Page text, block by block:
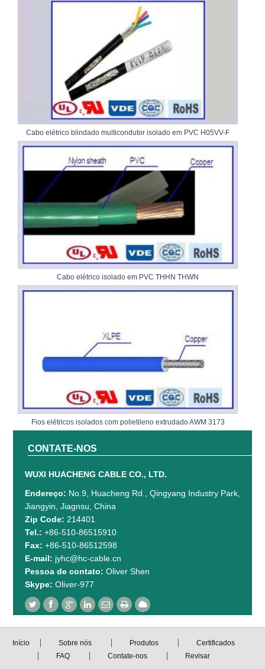
Cabo elétrico blindado multicondutor isolado em PVC H05VV-F
Cabo elétrico isolado em PVC THHN THWN
Fios elétricos isolados com polietileno extrudado AWM 3173
CONTATE-NOS
WUXI HUACHENG CABLE CO., LTD.
Endereço: No.9, Huacheng Rd., Qingyang Industry Park,
Jiangyin, Jiagnsu, China
Zip Code: 214401
Tel.: +86-510-86515910
Fax:+86-510-86512598
E-mail: jyhc@hc-cable.cn
Pessoa de contato: Oliver Shen
Skype: Oliver-977
Início Sobre nós Produtos
Certificados
FAQ
Contate-nos
Revisar